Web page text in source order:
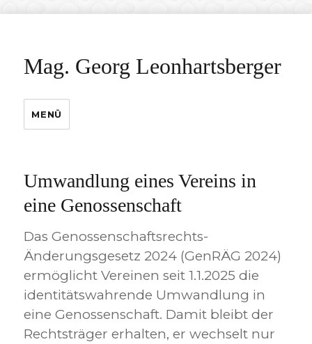
Mag. Georg Leonhartsberger
MENÜ
Umwandlung eines Vereins in
eine Genossenschaft
Das Genossenschaftsrechts-
Änderungsgesetz 2024 (GenRÄG 2024)
ermöglicht Vereinen seit 1.1.2025 die
identitätswahrende Umwandlung in
eine Genossenschaft. Damit bleibt der
Rechtsträger erhalten, er wechselt nur